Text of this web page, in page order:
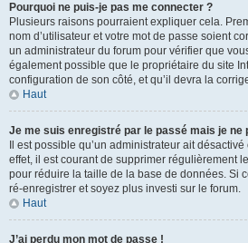
Pourquoi ne puis-je pas me connecter ?
Plusieurs raisons pourraient expliquer cela.
nom d’utilisateur et votre mot de passe soient
un administrateur du forum pour vérifier que
également possible que le propriétaire du site
configuration de son côté, et qu’il devra la
Haut
Je me suis enregistré par le passé mais je ne
Il est possible qu’un administrateur ait
effet, il est courant de supprimer régulièrement
pour réduire la taille de la base de données. Si
ré-enregistrer et soyez plus investi sur le forum.
Haut
J’ai perdu mon mot de passe !